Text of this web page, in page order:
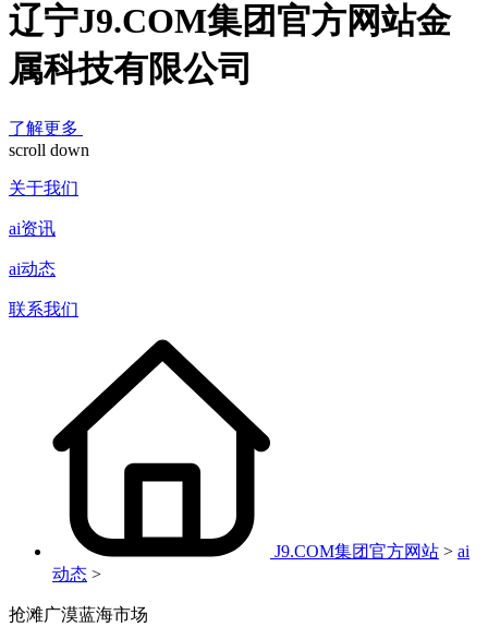
辽宁J9.COM集团官方网站金
属科技有限公司
了解更多
scroll down
关于我们
ai资讯
ai动态
联系我们
J9.COM集团官方网站 > ai
动态 >
抢滩广漠蓝海市场